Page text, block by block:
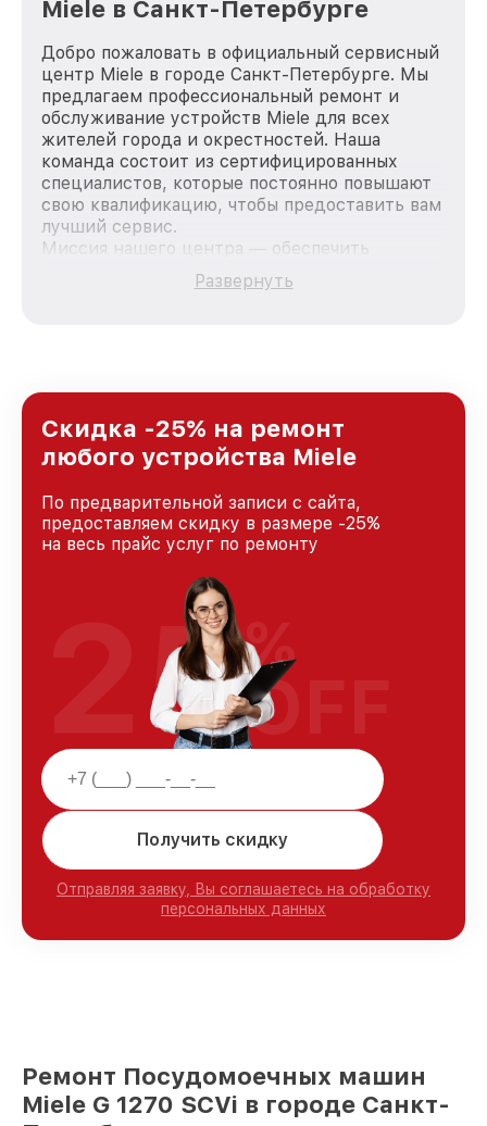
Miele в Санкт-Петербурге
Добро пожаловать в официальный сервисный
центр Miele в городе Санкт-Петербурге. Мы
предлагаем профессиональный ремонт и
обслуживание устройств Miele для всех
жителей города и окрестностей. Наша
команда состоит из сертифицированных
специалистов, которые постоянно повышают
свою квалификацию, чтобы предоставить вам
лучший сервис.
Миссия нашего центра — обеспечить
качественный и доступный ремонт для
каждого пользователя продукции Miele, вне
Санкт-Петербурге, постоянно повышая
уровень доверия и лояльности наших
клиентов.
Развернуть
Скидка -25% на ремонт
любого устройства Miele
По предварительной записи с сайта,
предоставляем скидку в размере -25%
на весь прайс услуг по ремонту
Получить скидку
Отправляя заявку, Вы соглашаетесь на обработку
персональных данных
25%
OFF
Ремонт Посудомоечных машин
Miele G 1270 SCVi в городе Санкт-